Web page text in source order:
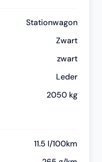
Stationwagon
Zwart
zwart
Leder
2050 kg
11.5 l/100km